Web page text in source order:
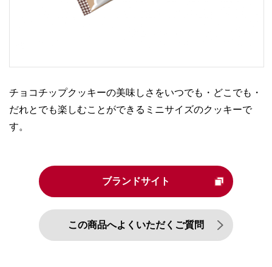
チョコチップクッキーの美味しさをいつでも・どこでも・
だれとでも楽しむことができるミニサイズのクッキーで
す。
ブランドサイト
この商品へよくいただくご質問